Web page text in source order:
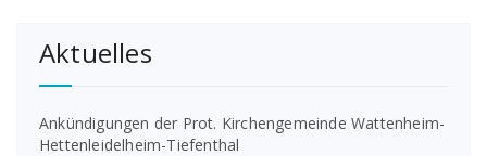
Aktuelles
Ankündigungen der Prot. Kirchengemeinde Wattenheim-
Hettenleidelheim-Tiefenthal